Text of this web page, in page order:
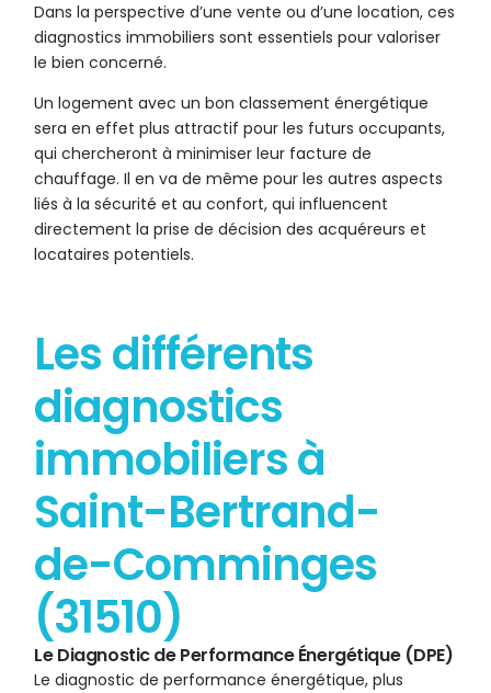
Dans la perspective d’une vente ou d’une location, ces
diagnostics immobiliers sont essentiels pour valoriser
le bien concerné.
Un logement avec un bon classement énergétique
sera en effet plus attractif pour les futurs occupants,
qui chercheront à minimiser leur facture de
chauffage. Il en va de même pour les autres aspects
liés à la sécurité et au confort, qui influencent
directement la prise de décision des acquéreurs et
locataires potentiels.
Les différents
diagnostics
immobiliers à
Saint-Bertrand-
de-Comminges
(31510)
Le Diagnostic de Performance Énergétique (DPE)
Le diagnostic de performance énergétique, plus